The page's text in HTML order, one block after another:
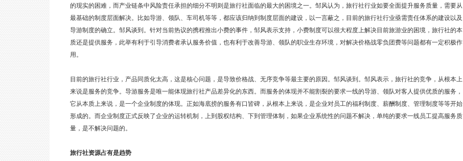
的现实的困难，而产业链条中风险责任承担的细分不明则是旅行社面临的最大的困境之一。邹风认为，旅行社行业如要全面提升服务质量，需要从
最基础的制度层面解决。比如导游、领队、车司机等等，都应该归纳到制度层面的建设，以一言蔽之，目前的旅行社行业亟需责任体系的建设以及
导游制度的确立。邹风谈到。针对当前热议的携程推出小费的事件，邹风表示支持，小费制度可以很大程度上解决目前旅游业的困境，旅行社的本
质还是提供服务，此举有利于引导消费者承认服务价值，也有利于改善导游、领队的职业生存环境，对解决价格战零负团费等问题都有一定积极作
用。
目前的旅行社行业，产品同质化太高，这是核心问题，是导致价格战、无序竞争等最主要的原因。邹风谈到。邹风表示，旅行社的竞争，从根本上
来说是服务的竞争。导游服务是唯一能体现旅行社产品差异化的东西。而服务的体现并不能割裂的要求一线的导游、领队对客人提供优质的服务，
它从本质上来说，是一个企业制度的体现。正如海底捞的服务有口皆碑，从根本上来说，是企业对员工的福利制度、薪酬制度、管理制度等等开始
形成的。而企业制度正式反映了企业的运转机制，上到股权结构、下到管理体制，如果企业系统性的问题不解决，单纯的要求一线员工提高服务质
量，是不解决问题的。
旅行社资源占有是趋势